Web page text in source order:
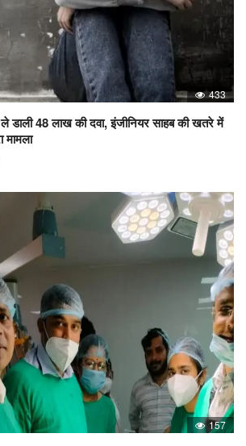
433
डाली 48 लाख की दवा, इंजीनियर साहब की खतरे में
मामला
157